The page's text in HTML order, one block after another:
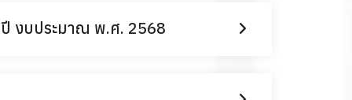
ปี งบประมาณ พ.ศ. 2568